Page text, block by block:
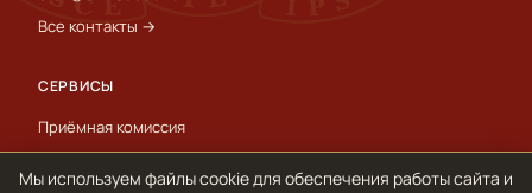
Все контакты →
СЕРВИСЫ
Приёмная комиссия
Пресс-служба
Мы используем файлы cookie для обеспечения работы сайта и